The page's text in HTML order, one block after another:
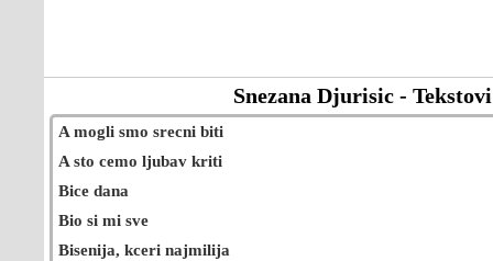
Snezana Djurisic -
A mogli smo srecni biti
A sto cemo ljubav kriti
Bice dana
Bio si mi sve
Bisenija, kceri najmilija